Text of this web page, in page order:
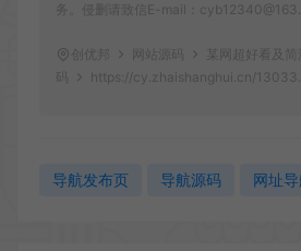
务。侵删请致信E-mail：
创优邦 网站源码
某网超好看及简
码
https://cy.zhaishanghui.cn/
导航发布页 导航源码 网址